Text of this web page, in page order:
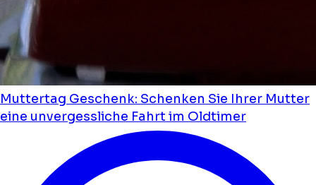
Muttertag Geschenk: Schenken Sie Ihrer Mutter
eine unvergessliche Fahrt im Oldtimer